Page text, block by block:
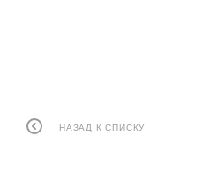
НАЗАД К СПИСКУ